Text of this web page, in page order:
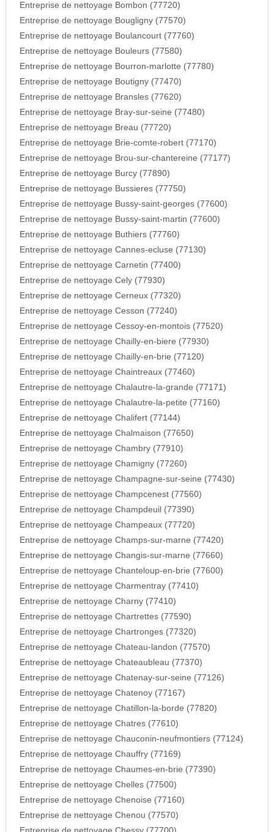
Entreprise de nettoyage Bombon (77720)
Entreprise de nettoyage Bougligny (77570)
Entreprise de nettoyage Boulancourt (77760)
Entreprise de nettoyage Bouleurs (77580)
Entreprise de nettoyage Bourron-marlotte (77780)
Entreprise de nettoyage Boutigny (77470)
Entreprise de nettoyage Bransles (77620)
Entreprise de nettoyage Bray-sur-seine (77480)
Entreprise de nettoyage Breau (77720)
Entreprise de nettoyage Brie-comte-robert (77170)
Entreprise de nettoyage Brou-sur-chantereine (77177)
Entreprise de nettoyage Burcy (77890)
Entreprise de nettoyage Bussieres (77750)
Entreprise de nettoyage Bussy-saint-georges (77600)
Entreprise de nettoyage Bussy-saint-martin (77600)
Entreprise de nettoyage Buthiers (77760)
Entreprise de nettoyage Cannes-ecluse (77130)
Entreprise de nettoyage Carnetin (77400)
Entreprise de nettoyage Cely (77930)
Entreprise de nettoyage Cerneux (77320)
Entreprise de nettoyage Cesson (77240)
Entreprise de nettoyage Cessoy-en-montois (77520)
Entreprise de nettoyage Chailly-en-biere (77930)
Entreprise de nettoyage Chailly-en-brie (77120)
Entreprise de nettoyage Chaintreaux (77460)
Entreprise de nettoyage Chalautre-la-grande (77171)
Entreprise de nettoyage Chalautre-la-petite (77160)
Entreprise de nettoyage Chalifert (77144)
Entreprise de nettoyage Chalmaison (77650)
Entreprise de nettoyage Chambry (77910)
Entreprise de nettoyage Chamigny (77260)
Entreprise de nettoyage Champagne-sur-seine (77430)
Entreprise de nettoyage Champcenest (77560)
Entreprise de nettoyage Champdeuil (77390)
Entreprise de nettoyage Champeaux (77720)
Entreprise de nettoyage Champs-sur-marne (77420)
Entreprise de nettoyage Changis-sur-marne (77660)
Entreprise de nettoyage Chanteloup-en-brie (77600)
Entreprise de nettoyage Charmentray (77410)
Entreprise de nettoyage Charny (77410)
Entreprise de nettoyage Chartrettes (77590)
Entreprise de nettoyage Chartronges (77320)
Entreprise de nettoyage Chateau-landon (77570)
Entreprise de nettoyage Chateaubleau (77370)
Entreprise de nettoyage Chatenay-sur-seine (77126)
Entreprise de nettoyage Chatenoy (77167)
Entreprise de nettoyage Chatillon-la-borde (77820)
Entreprise de nettoyage Chatres (77610)
Entreprise de nettoyage Chauconin-neufmontiers (77124)
Entreprise de nettoyage Chauffry (77169)
Entreprise de nettoyage Chaumes-en-brie (77390)
Entreprise de nettoyage Chelles (77500)
Entreprise de nettoyage Chenoise (77160)
Entreprise de nettoyage Chenou (77570)